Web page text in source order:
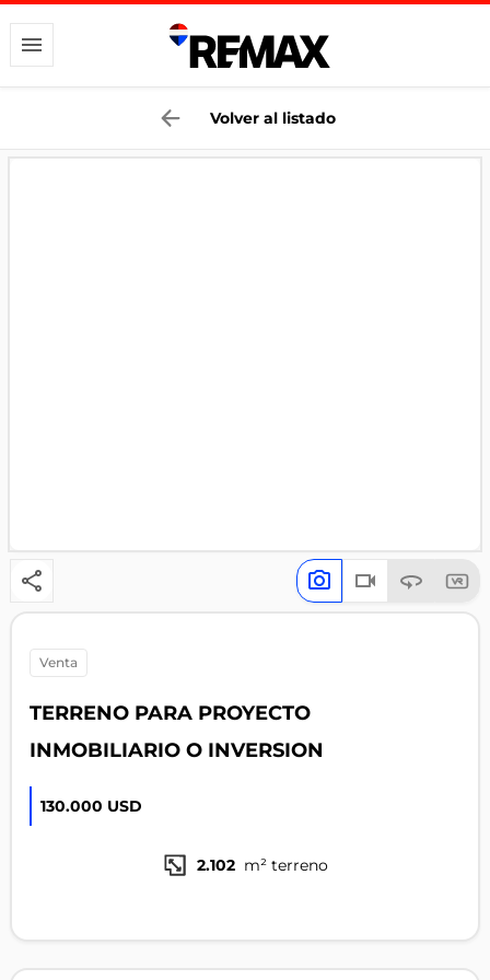
Volver al listado
venta
TERRENO PARA PROYECTO
INMOBILIARIO O INVERSION
130.000 USD
2.102 m² terreno